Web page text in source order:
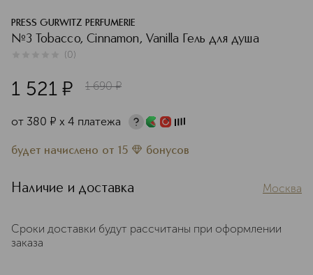
PRESS GURWITZ PERFUMERIE
№3 Tobacco, Cinnamon, Vanilla Гель для душа
(0)
1 521 ¤ 1 690 ¤
от 380 ¤ х 4 платежа
будет начислено от 15 бонусов
Наличие и доставка Москва
Сроки доставки будут рассчитаны при оформлении
заказа